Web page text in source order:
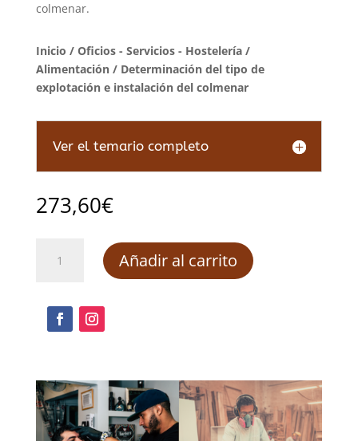
colmenar.
Inicio / Oficios - Servicios - Hostelería/
Alimentación/ Determinación del tipo de
explotación e instalación del colmenar
Ver el temario completo
273,60€
Determinación
explotación
colmenar
cantidad
Añadir al carrito